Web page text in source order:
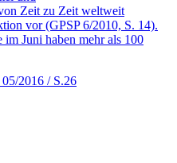
Zeit zu Zeit weltweit
vor (GPSP 6/2010, S. 14).
Juni haben mehr als 100
05/2016 / S.26